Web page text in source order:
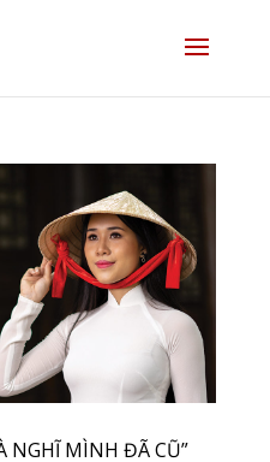
NGHĨ MÌNH ĐÃ CŨ”